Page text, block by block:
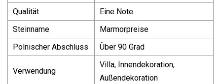
Qualität
Eine Note
Steinname
Marmorpreise
Polnischer Abschluss
Über 90 Grad
Verwendung
Villa, Innendekoration,
Außendekoration